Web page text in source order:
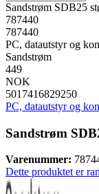
Sandstrøm SDB25
787440
787440
PC, datautstyr og
Sandstrøm
449
NOK
5017416829250
PC, datautstyr og
Sandstrøm
Varenummer:
Dette produktet er